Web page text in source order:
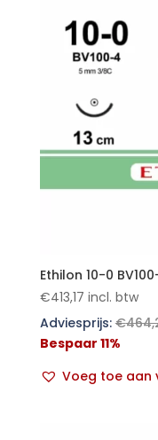
Ethilon 10-0
€413,17 incl. btw
Adviesprijs:€
Bespaar 11%
Voeg toe aan